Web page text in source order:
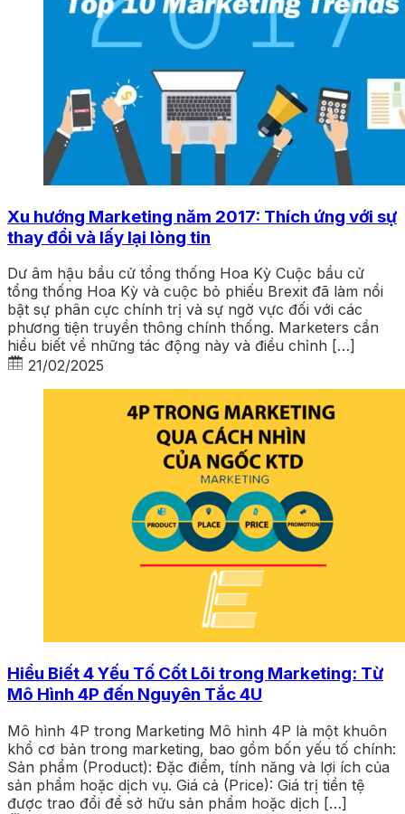
Xu hướng Marketing năm 2017: Thích ứng với sự
thay đổi và lấy lại lòng tin
Dư âm hậu bầu cử tổng thống Hoa Kỳ Cuộc bầu cử
tổng thống Hoa Kỳ và cuộc bỏ phiếu Brexit đã làm nổi
bật sự phân cực chính trị và sự ngờ vực đối với các
phương tiện truyền thông chính thống. Marketers cần
hiểu biết về những tác động này và điều chỉnh […]
21/02/2025
Hiểu Biết 4 Yếu Tố Cốt Lõi trong Marketing: Từ
Mô Hình 4P đến Nguyên Tắc 4U
Mô hình 4P trong Marketing Mô hình 4P là một khuôn
khổ cơ bản trong marketing, bao gồm bốn yếu tố chính:
Sản phẩm (Product): Đặc điểm, tính năng và lợi ích của
sản phẩm hoặc dịch vụ. Giá cả (Price): Giá trị tiền tệ
được trao đổi để sở hữu sản phẩm hoặc dịch […]